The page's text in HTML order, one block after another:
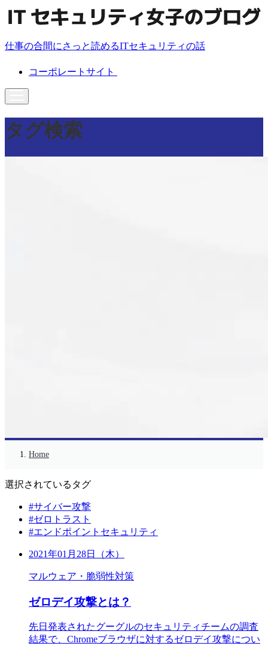
仕事の合間にさっと読めるITセキュリティの話
コーポレートサイト
タグ検索
Home
選択されているタグ
#サイバー攻撃
#ゼロトラスト
#エンドポイントセキュリティ
2021年01月28日（木）
マルウェア・脆弱性対策
ゼロデイ攻撃とは？
先日発表されたグーグルのセキュリティチームの調査
結果で、Chromeブラウザに対するゼロデイ攻撃につい